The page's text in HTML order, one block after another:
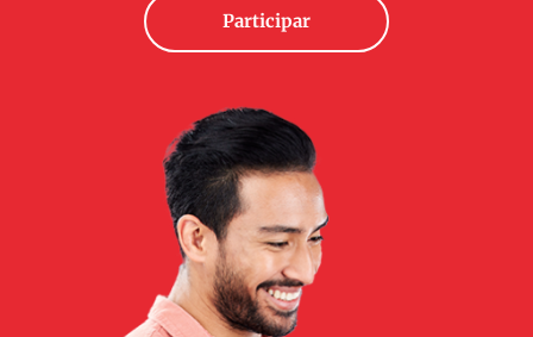
Participar